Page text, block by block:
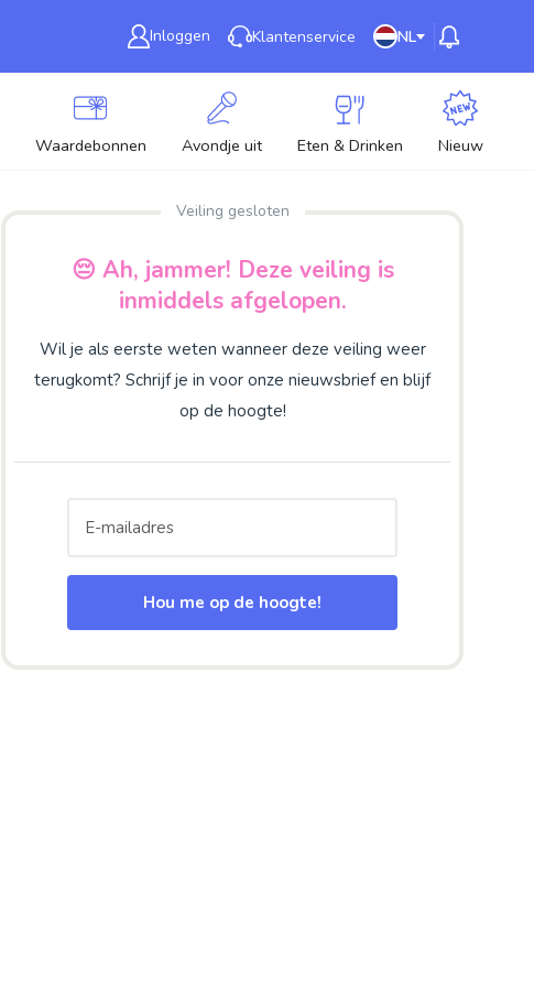
Inloggen Klantenservice NL
Waardebonnen Avondje uit Eten & Drinken Nieuw
Veiling gesloten
😔 Ah, jammer! Deze veiling is
inmiddels afgelopen.
Wil je als eerste weten wanneer deze veiling weer
terugkomt? Schrijf je in voor onze nieuwsbrief en blijf
op de hoogte!
Hou me op de hoogte!